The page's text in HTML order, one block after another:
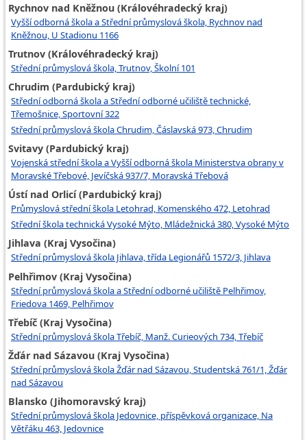
Rychnov nad Kněžnou (Královéhradecký kraj)
Vyšší odborná škola a Střední průmyslová škola, Rychnov nad
Kněžnou, U Stadionu 1166
Trutnov (Královéhradecký kraj)
Střední průmyslová škola, Trutnov, Školní 101
Chrudim (Pardubický kraj)
Střední odborná škola a Střední odborné učiliště technické,
Třemošnice, Sportovní 322
Střední průmyslová škola Chrudim, Čáslavská 973, Chrudim
Svitavy (Pardubický kraj)
Vojenská střední škola a Vyšší odborná škola Ministerstva obrany v
Moravské Třebové, Jevíčská 937/7, Moravská Třebová
Ústí nad Orlicí (Pardubický kraj)
Průmyslová střední škola Letohrad, Komenského 472, Letohrad
Střední škola technická Vysoké Mýto, Mládežnická 380, Vysoké Mýto
Jihlava (Kraj Vysočina)
Střední průmyslová škola Jihlava, třída Legionářů 1572/3, Jihlava
Pelhřimov (Kraj Vysočina)
Střední průmyslová škola a Střední odborné učiliště Pelhřimov,
Friedova 1469, Pelhřimov
Třebíč (Kraj Vysočina)
Střední průmyslová škola Třebíč, Manž. Curieových 734, Třebíč
Žďár nad Sázavou (Kraj Vysočina)
Střední průmyslová škola Žďár nad Sázavou, Studentská 761/1, Žďár
nad Sázavou
Blansko (Jihomoravský kraj)
Střední průmyslová škola Jedovnice, příspěvková organizace, Na
Větřáku 463, Jedovnice